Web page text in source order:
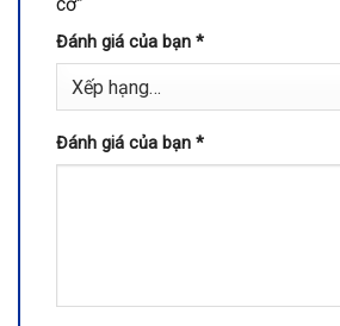
cỡ”
Đánh giá của bạn *
Đánh giá của bạn *